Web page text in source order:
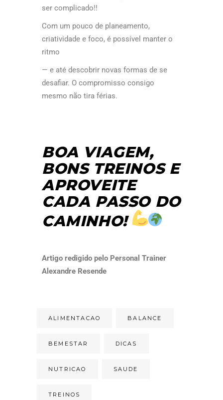
ser complicado!!
Com um pouco de planeamento,
criatividade e foco, é possível manter o
ritmo
— e até descobrir novas formas de se
desafiar. O compromisso consigo
mesmo não tira férias.
BOA VIAGEM,
BONS TREINOS E
APROVEITE
CADA PASSO DO
CAMINHO!
Artigo redigido pelo Personal Trainer
Alexandre Resende
ALIMENTACAO BALANCE
BEMESTAR DICAS
NUTRICAO SAUDE
TREINOS